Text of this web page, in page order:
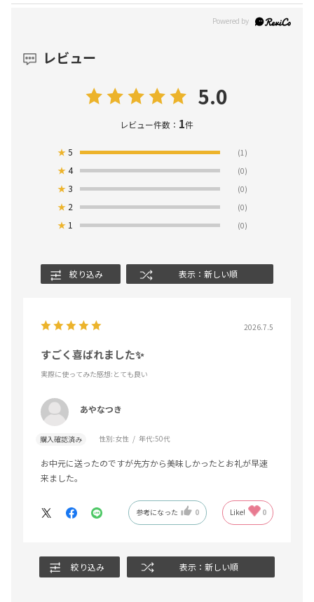
レビュー
5.0
レビュー件数： 1件
★5 (1)
★4 (0)
★3 (0)
★ 2 (0)
★ 1 (0)
絞り込み 表示：新しい順
2026.7.5
すごく喜ばれました✨️
実際に使ってみた感想:とても良い
あやなつき
購入確認済み 性別:女性 年代:50代
お中元に送ったのですが先方から美味しかったとお礼が早速
来ました。
参考になった 0 Like! 0
絞り込み 表示：新しい順